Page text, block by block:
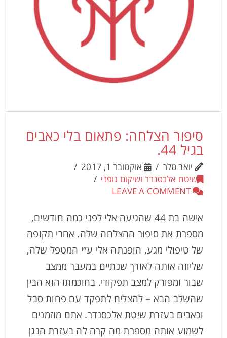
סיפור הצלחה: פתאום בלי כאבים
בגיל 44.
יואב טלר
אוקטובר 1, 2017
שיטת אלכסנדר ושיקום גופני
LEAVE A COMMENT
אישה בת 44 שהגיעה אלי לפני כמה חודשים,
מספרת את סיפור ההצלחה שלה. אחרי תקופה
של טיפולי מגע, הופנתה אלי ע״י המטפל שלה,
שליווה אותה לאורך שנתיים במעבר ממצב
שבור ומפורק למצב תפקודי. בחוכמתו הוא הבין
שהשלב הבא – להצליח לתפקד עם פחות סבל
וכאבים בעזרת שיטת אלכסנדר. אתם מוזמנים
לשמוע אותה מספרת מה קרה לה בעזרת הנגן